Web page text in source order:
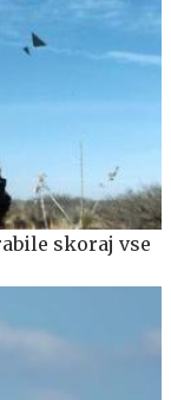
skoraj vse